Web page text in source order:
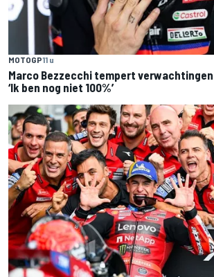
MOTOGP11 u
Marco Bezzecchi tempert
‘Ik ben nog niet 100%’